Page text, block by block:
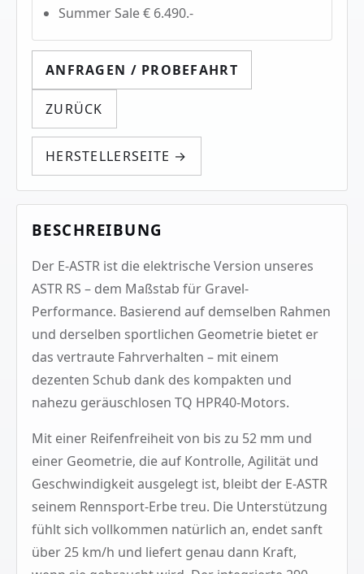
Summer Sale € 6.490.-
ANFRAGEN / PROBEFAHRT
ZURÜCK
HERSTELLERSEITE →
BESCHREIBUNG
Der E-ASTR ist die elektrische Version unseres
ASTR RS – dem Maßstab für Gravel-
Performance. Basierend auf demselben Rahmen
und derselben sportlichen Geometrie bietet er
das vertraute Fahrverhalten – mit einem
dezenten Schub dank des kompakten und
nahezu geräuschlosen TQ HPR40-Motors.
Mit einer Reifenfreiheit von bis zu 52 mm und
einer Geometrie, die auf Kontrolle, Agilität und
Geschwindigkeit ausgelegt ist, bleibt der E-ASTR
seinem Rennsport-Erbe treu. Die Unterstützung
fühlt sich vollkommen natürlich an, endet sanft
über 25 km/h und liefert genau dann Kraft,